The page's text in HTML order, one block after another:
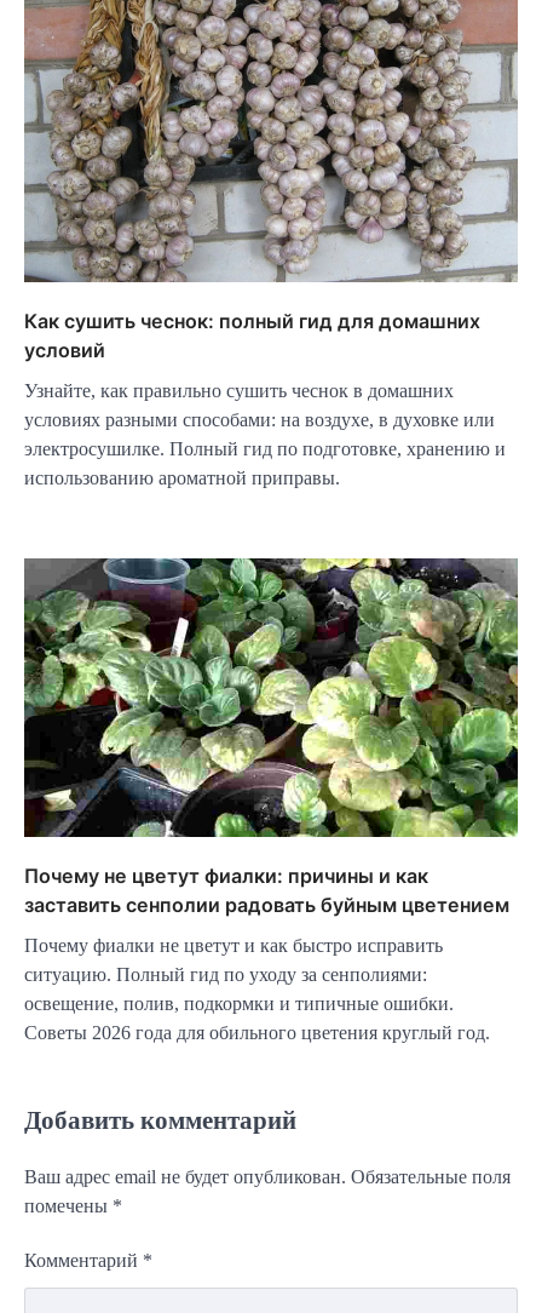
Как сушить чеснок: полный гид для домашних
условий
Узнайте, как правильно сушить чеснок в домашних
условиях разными способами: на воздухе, в духовке или
электросушилке. Полный гид по подготовке, хранению и
использованию ароматной приправы.
Почему не цветут фиалки: причины и как
заставить сенполии радовать буйным цветением
Почему фиалки не цветут и как быстро исправить
ситуацию. Полный гид по уходу за сенполиями:
освещение, полив, подкормки и типичные ошибки.
Советы 2026 года для обильного цветения круглый год.
Добавить комментарий
Ваш адрес email не будет опубликован. Обязательные поля
помечены *
Комментарий *